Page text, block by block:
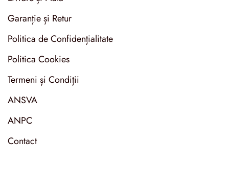
Garanție și Retur
Politica de Confidențialitate
Politica Cookies
Termeni și Condiții
ANSVA
ANPC
Contact